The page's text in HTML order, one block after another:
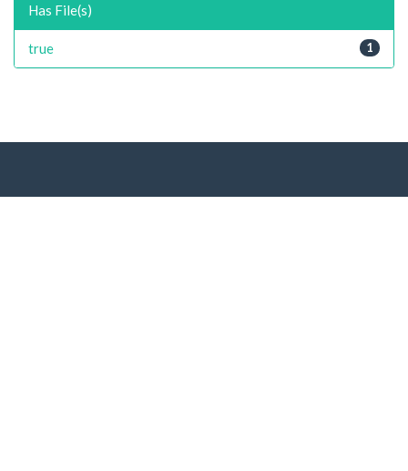
Has File(s)
1
true